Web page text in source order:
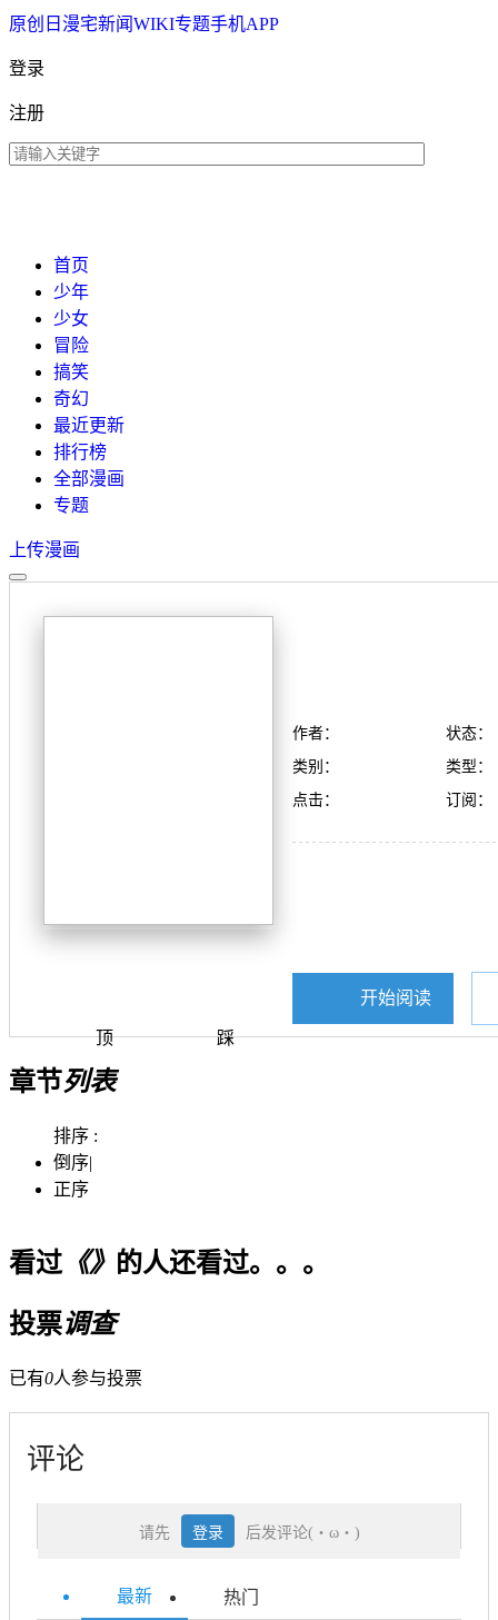
原创 日漫宅新闻WIKI专题手机APP
登录
注册
首页
少年
少女
冒险
搞笑
奇幻
最近更新
排行榜
全部漫画
专题
上传漫画
顶 踩
作者：
状态：
类别：
类型：
点击：
订阅：
开始阅读
章节列表
排序 :
倒序|
正序
看过《》 的人还看过。。。
投票调查
已有0人参与投票
评论
请先 登录 后发评论(・ω・)
最新 热门